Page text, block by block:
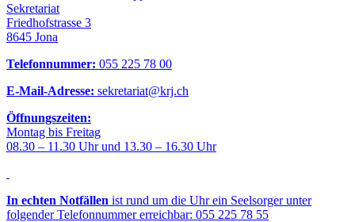
Sekretariat
Friedhofstrasse 3
8645 Jona
Telefonnummer: 055 225 78 00
E-Mail-Adresse: sekretariat@krj.ch
Öffnungszeiten:
Montag bis Freitag
08.30 – 11.30 Uhr und 13.30 – 16.30 Uhr
In echten Notfällen ist rund um die Uhr ein Seelsorger unter
folgender Telefonnummer erreichbar: 055 225 78 55